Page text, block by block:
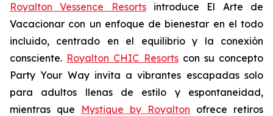
Royalton Vessence Resortsintroduce El Arte de
Vacacionar con un enfoque de bienestar en el todo
incluido, centrado en el equilibrio y la conexión
consciente. Royalton CHIC Resortscon su concepto
Party Your Wayinvita a vibrantes escapadas solo
para adultos llenas de estilo y espontaneidad,
mientras que Mystique by Royalton ofrece retiros